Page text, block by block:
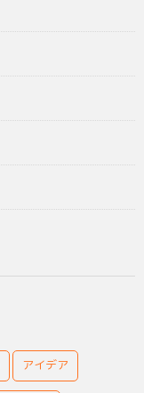
アイデア